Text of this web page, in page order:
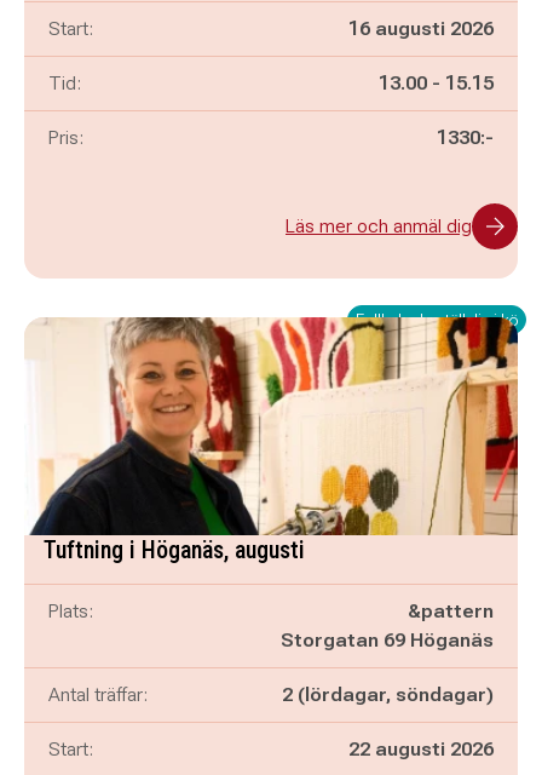
Start: 16 augusti 2026
Tid: Pågår mellan
13.00 - och
15.15
Pris: 1330:-
Läs mer och anmäl dig
Fullbokad - ställ dig i kö
Tuftning i Höganäs, augusti
Plats:
&pattern
Storgatan 69 Höganäs
Antal träffar: 2 (lördagar, söndagar)
Start: 22 augusti 2026